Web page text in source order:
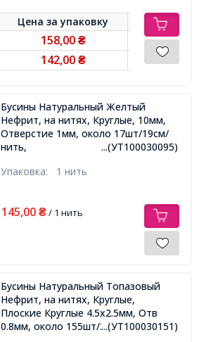
Цена заупаковку
158,00 ₴
142,00 ₴
Бусины Натуральный Желтый
Нефрит, на нитях, Круглые, 10мм,
Отверстие 1мм, около 17шт/19см/
нить,
...(УТ100030095)
Упаковка: 1 нить
145,00 ₴/ 1 нить
Бусины Натуральный Топазовый
Нефрит, на нитях, Круглые,
Плоские Круглые 4.5х2.5мм, Отв
0.8мм, около 155шт/38см/нить,
...(УТ100030151)